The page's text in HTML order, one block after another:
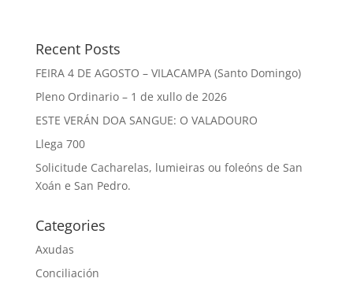
Recent Posts
FEIRA 4 DE AGOSTO – VILACAMPA (Santo Domingo)
Pleno Ordinario – 1 de xullo de 2026
ESTE VERÁN DOA SANGUE: O VALADOURO
Llega 700
Solicitude Cacharelas, lumieiras ou foleóns de San
Xoán e San Pedro.
Categories
Axudas
Conciliación